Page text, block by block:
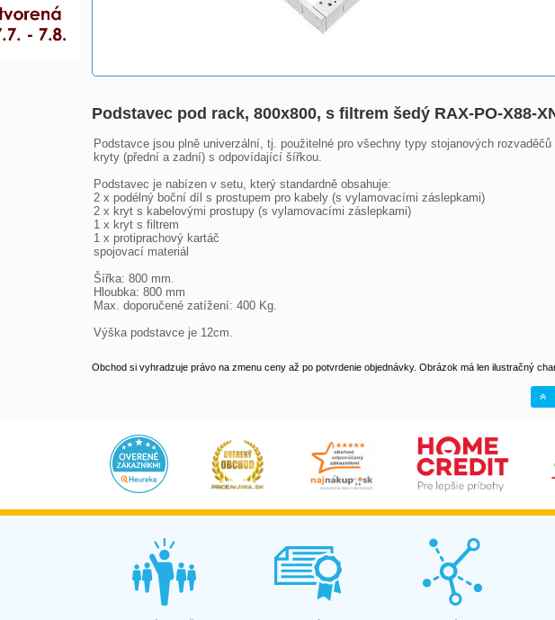
Podstavec pod rack, 800x800, s filtrem šedý RAX-PO-X88-
Podstavce jsou plně univerzální, tj. použitelné pro všechny typy stojanových
kryty (přední a zadní) s odpovídající šířkou.
Podstavec je nabízen v setu, který standardně obsahuje:
2 x podélný boční díl s prostupem pro kabely (s vylamovacími záslepkami)
2 x kryt s kabelovými prostupy (s vylamovacími záslepkami)
1 x kryt s filtrem
1 x protiprachový kartáč
spojovací materiál
Šířka: 800 mm.
Hloubka: 800 mm
Max. doporučené zatížení: 400 Kg.
Výška podstavce je 12cm.
Obchod si vyhradzuje právo na zmenu ceny až po potvrdenie objednávky. Obrázok má len ilustračný